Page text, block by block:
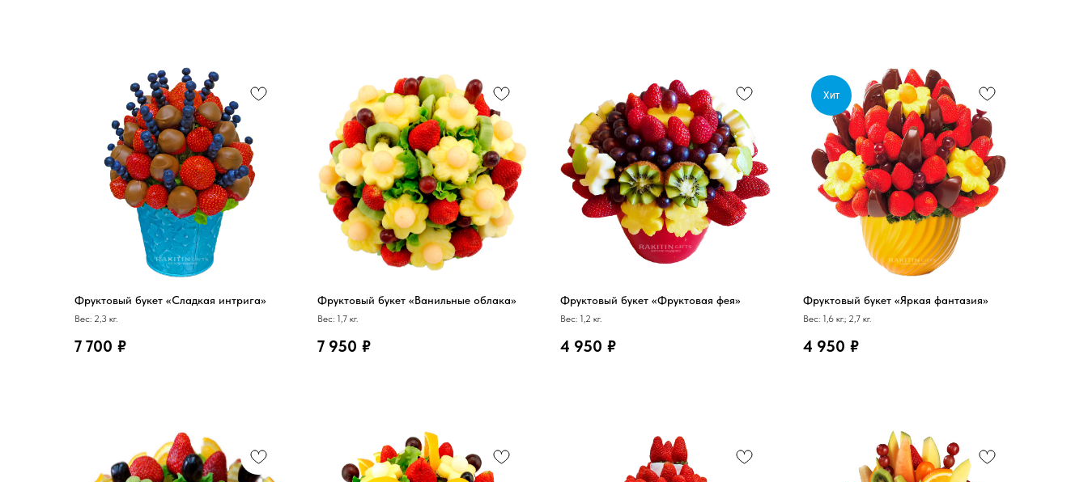
Фруктовый букет «Сладкая интрига»
Вес: 2,3 кг.
7 700 ₽
Фруктовый букет «Ванильные облака»
Вес: 1,7 кг.
7 950 ₽
Фруктовый букет «Фруктовая фея»
Вес: 1,2 кг.
4 950 ₽
Хит
Фруктовый букет «Яркая фантазия»
Вес: 1,6 кг.; 2,7 кг.
4 950 ₽